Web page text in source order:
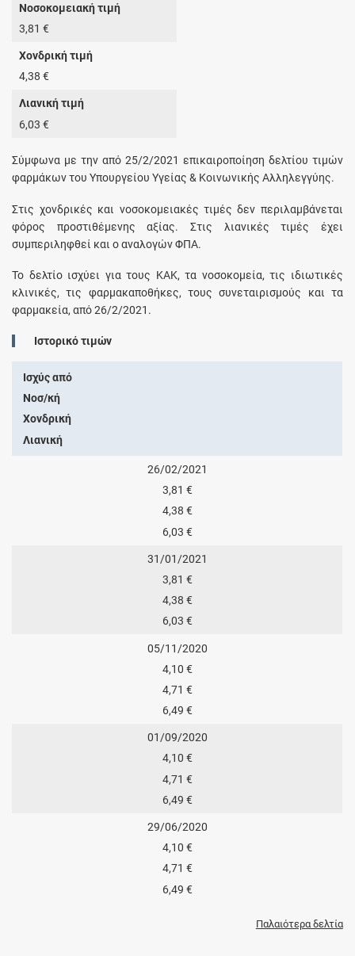
Νοσοκομειακή τιμή
3,81 €
Χονδρική τιμή
4,38 €
Λιανική τιμή
6,03 €
Σύμφωνα με την από 25/2/2021 επικαιροποίηση δελτίου τιμών
φαρμάκων του Υπουργείου Υγείας & Κοινωνικής Αλληλεγγύης.
Στις χονδρικές και νοσοκομειακές τιμές δεν περιλαμβάνεται
φόρος προστιθέμενης αξίας. Στις λιανικές τιμές έχει
συμπεριληφθεί και ο αναλογών ΦΠΑ.
Το δελτίο ισχύει για τους ΚΑΚ, τα νοσοκομεία, τις ιδιωτικές
κλινικές, τις φαρμακαποθήκες, τους συνεταιρισμούς και τα
φαρμακεία, από 26/2/2021.
Ιστορικό τιμών
Ισχύς από
Νοσ/κή
Χονδρική
Λιανική
26/02/2021
3,81 €
4,38 €
6,03 €
31/01/2021
3,81 €
4,38 €
6,03 €
05/11/2020
4,10 €
4,71 €
6,49 €
01/09/2020
4,10 €
4,71 €
6,49 €
29/06/2020
4,10 €
4,71 €
6,49 €
Παλαιότερα δελτία